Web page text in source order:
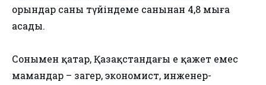
орындар саны түйіндеме санынан 4,8 мыңға
асады.
Сонымен қатар, Қазақстандағы ең қажет емес
мамандар – заңгер, экономист, инженер-